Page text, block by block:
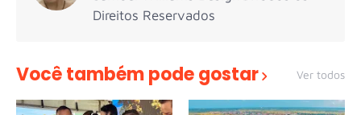
Direitos Reservados
Você também pode gostar Ver todos